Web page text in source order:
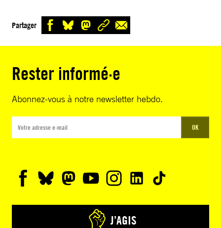
Partager
Rester informé·e
Abonnez-vous à notre newsletter hebdo.
OK
J’AGIS